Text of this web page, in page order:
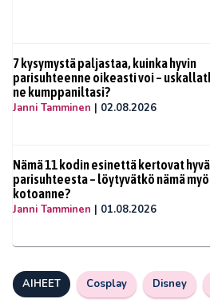
7 kysymystä paljastaa, kuinka hyvin
parisuhteenne oikeasti voi –
ne kumppaniltasi?
Janni Tamminen | 02.08.2026
Nämä 11 kodin esinettä kertovat
parisuhteesta – löytyvätkö nämä
kotoanne?
Janni Tamminen | 01.08.2026
AIHEET Cosplay Disney